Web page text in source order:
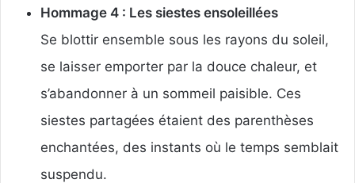
Hommage 4 : Les siestes ensoleillées
Se blottir ensemble sous les rayons du soleil,
se laisser emporter par la douce chaleur, et
s’abandonner à un sommeil paisible. Ces
siestes partagées étaient des parenthèses
enchantées, des instants où le temps semblait
suspendu.